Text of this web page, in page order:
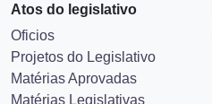
Atos do legislativo
Oficios
Projetos do Legislativo
Matérias Aprovadas
Matérias Legislativas